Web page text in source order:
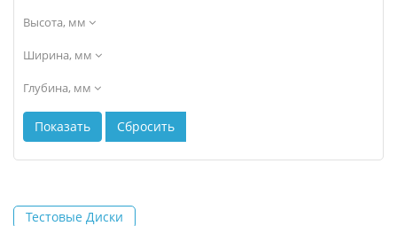
Высота, мм
Ширина, мм
Глубина, мм
Тестовые Диски